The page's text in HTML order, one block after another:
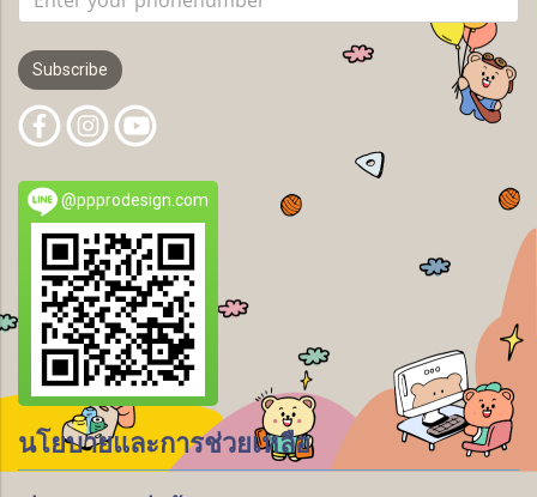
Subscribe
@ppprodesign.com
นโยบายและการช่วยเหลือ